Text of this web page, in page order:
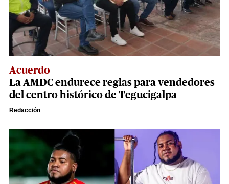
Acuerdo
La AMDC endurece reglas para vendedores
del centro histórico de Tegucigalpa
Redacción